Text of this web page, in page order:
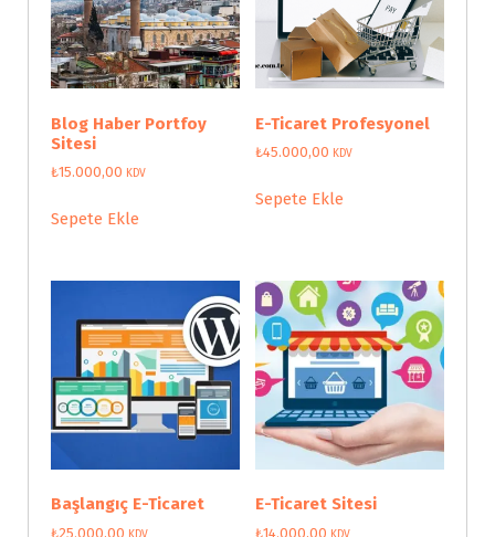
Blog Haber Portfoy
Sitesi
₺15.000,00 KDV
Sepete Ekle
E-Ticaret Profesyonel
₺45.000,00 KDV
Sepete Ekle
Başlangıç E-Ticaret
₺25.000,00 KDV
E-Ticaret Sitesi
₺14.000,00 KDV